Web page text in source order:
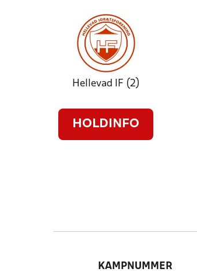
Hellevad IF (2)
HOLDINFO
KAMPNUMMER